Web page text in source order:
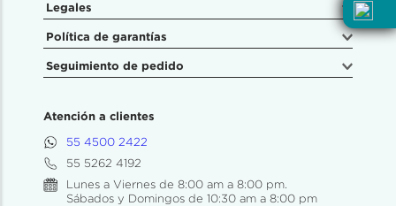
Legales
Política de garantías
Seguimiento de pedido
Atención a clientes
55 4500 2422
55 5262 4192
Lunes a Viernes de 8:00 am a 8:00 pm.
Sábados y Domingos de 10:30 am a 8:00 pm